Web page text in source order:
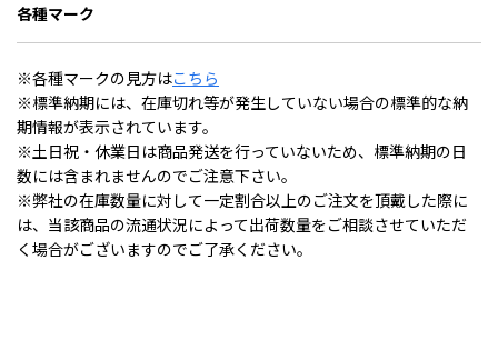
各種マーク
※各種マークの見方はこちら
※標準納期には、在庫切れ等が発生していない場合の標準的な納
期情報が表示されています。
※土日祝・休業日は商品発送を行っていないため、標準納期の日
数には含まれませんのでご注意下さい。
※弊社の在庫数量に対して一定割合以上のご注文を頂戴した際に
は、当該商品の流通状況によって出荷数量をご相談させていただ
く場合がございますのでご了承ください。